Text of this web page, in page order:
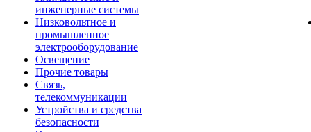
инженерные системы
Низковольтное и
промышленное
электрооборудование
Освещение
Прочие товары
Связь,
телекоммуникации
Устройства и средства
безопасности